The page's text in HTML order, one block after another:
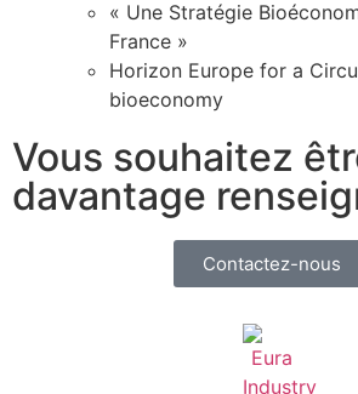
« Une Stratégie
France »
Horizon Europe for a
bioeconomy
Vous souhaitez
davantage
Contactez-nous